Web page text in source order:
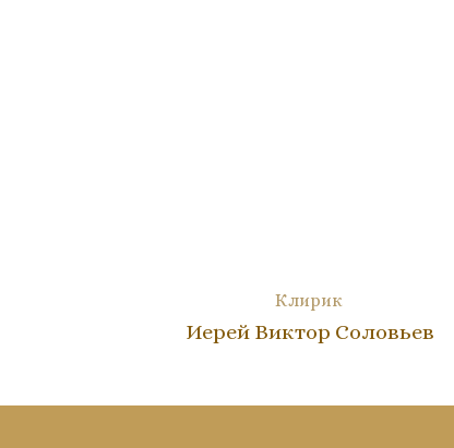
Клирик
Иерей Виктор Соловьев